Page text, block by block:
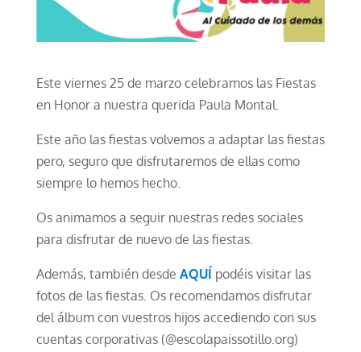
Este viernes 25 de marzo celebramos las Fiestas
en Honor a nuestra querida Paula Montal.
Este año las fiestas volvemos a adaptar las fiestas
pero, seguro que disfrutaremos de ellas como
siempre lo hemos hecho.
Os animamos a seguir nuestras redes sociales
para disfrutar de nuevo de las fiestas.
Además, también desde AQUÍ podéis visitar las
fotos de las fiestas. Os recomendamos disfrutar
del álbum con vuestros hijos accediendo con sus
cuentas corporativas (@escolapaissotillo.org)